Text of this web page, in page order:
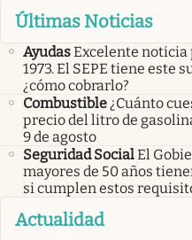
Últimas Noticias
AyudasExcelente noticia
1973. El SEPE tiene este
¿cómo cobrarlo?
Combustible¿Cuánto
precio del litro de
9 de agosto
Seguridad SocialEl
mayores de 50 años
si cumplen estos
Actualidad